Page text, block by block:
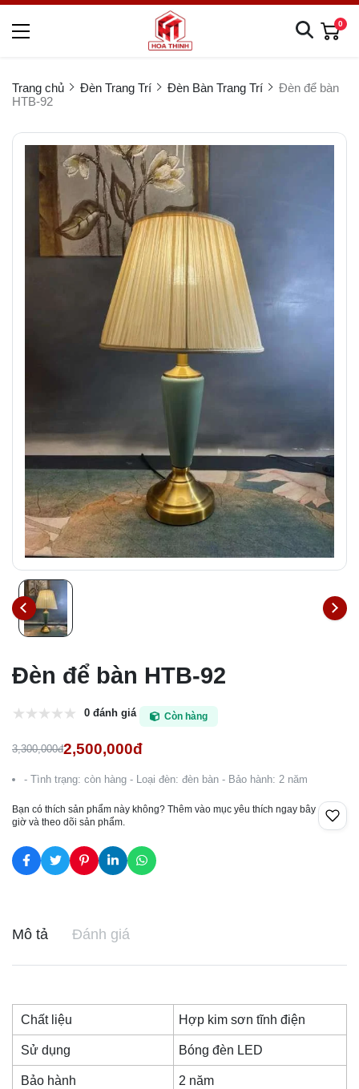
0
Trang chủ Đèn Trang Trí Đèn Bàn Trang Trí
Đèn để bàn
HTB-92
Đèn để bàn HTB-92
0 đánh giá Còn hàng
3,300,000đ2,500,000đ
- Tình trạng: còn hàng - Loại đèn: đèn bàn - Bảo hành: 2 năm
Bạn có thích sản phẩm này không? Thêm vào mục yêu thích ngay bây
giờ và theo dõi sản phẩm.
Mô tả Đánh giá
Chất liệu Hợp kim sơn tĩnh điện
Sử dụng Bóng đèn LED
Bảo hành 2 năm